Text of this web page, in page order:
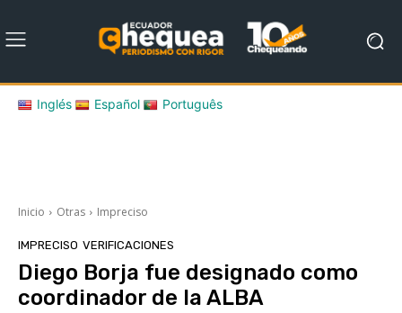
Inglés Español Português
Inicio Otras Impreciso
IMPRECISO VERIFICACIONES
Diego Borja fue designado como
coordinador de la ALBA